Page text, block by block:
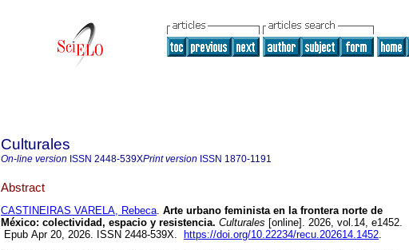
Culturales
On-line version ISSN 2448-539XPrint version ISSN 1870-1191
Abstract
CASTINEIRAS VARELA, Rebeca. Arte urbano feminista en la frontera norte de
México: colectividad, espacio y resistencia. Culturales [online]. 2026, vol.14, e1452.
Epub Apr 20, 2026. ISSN 2448-539X.
https://doi.org/10.22234/recu.202614.1452.